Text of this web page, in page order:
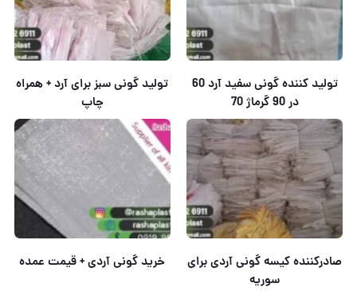
تولید کننده گونی سفید آرد 60
در 90 گرماژ 70
تولید گونی سبز برای آرد + همراه
چاپ
صادرکننده کیسه گونی آردی برای
سوریه
خرید گونی آردی + قیمت عمده